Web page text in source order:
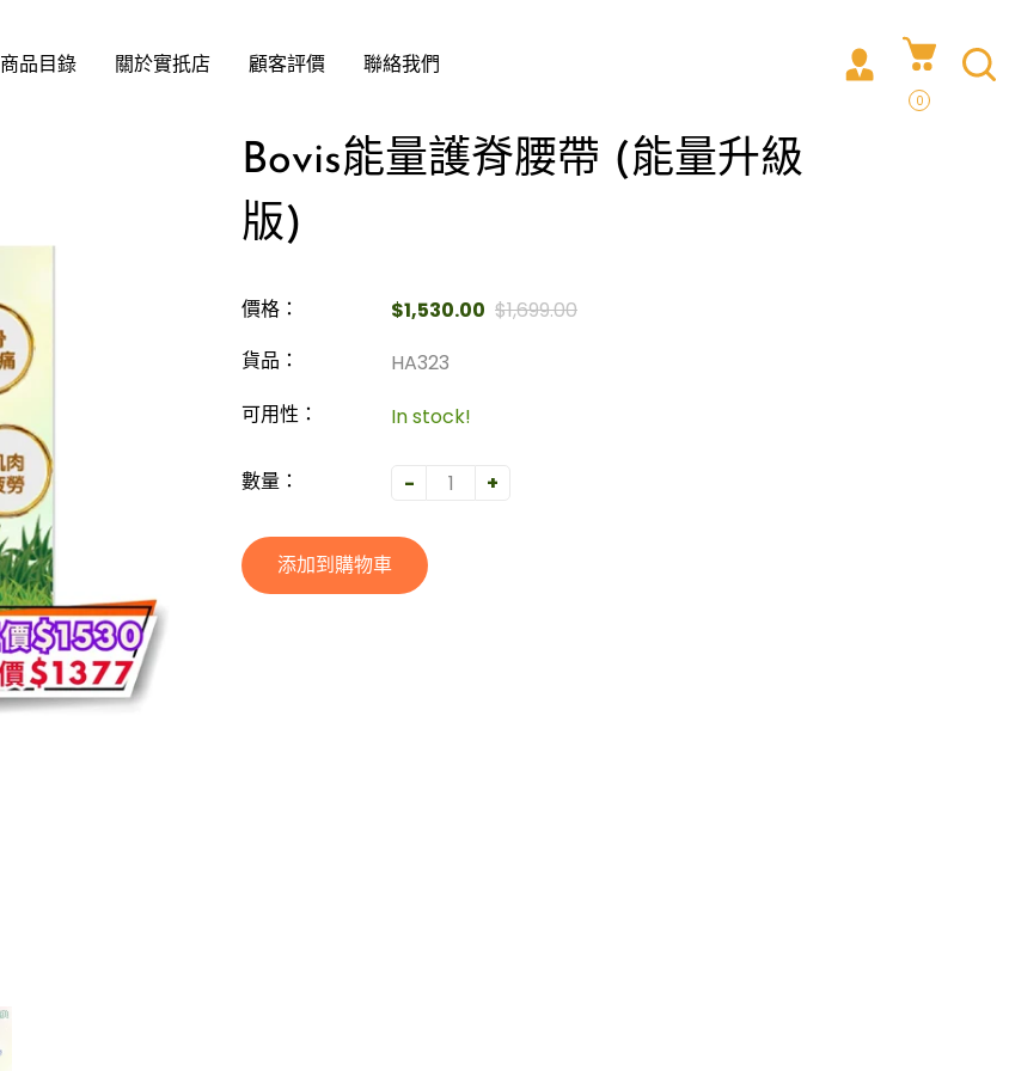
商品目錄 關於實扺店 顧客評價 聯絡我們
0
Bovis能量護脊腰帶 (能量升級
版)
價格： $1,530.00 $1,699.00
貨品： HA323
可用性： In stock!
數量： - +
添加到購物車